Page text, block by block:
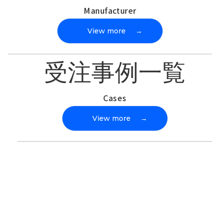
Manufacturer
View more →
受注事例一覧
Cases
View more →